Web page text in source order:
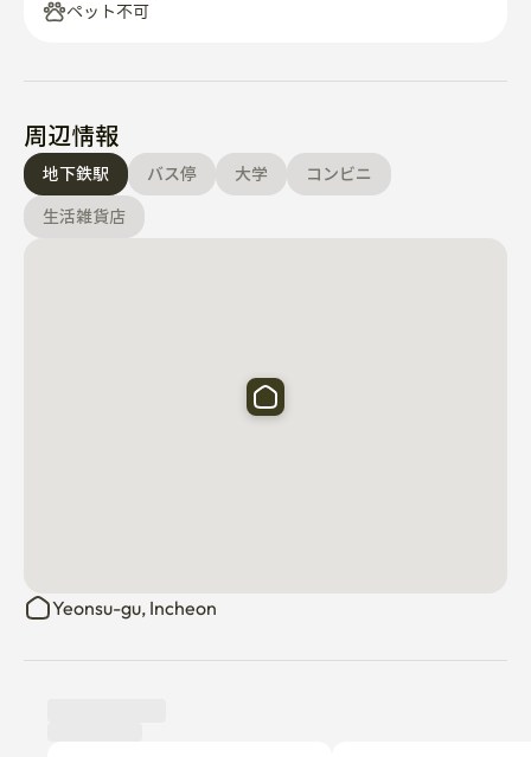
ゲット、バスキンロビンス、マムズタッチ、カフェ、肉
生活便宜施設が豊富で、滞在中の不便はありません。
※ 室内は絶対禁煙です。 🚭
※ 過度な騒音は隣人に迷惑をかける恐れがありますの
で、静かに配慮してご利用くださいますようお願いいた
発生することがありますので、ご使用の際はご注意くだ
ことに同意し、承認します。 賃貸物件住所における住民
く禁止されています。
ペット不可
周辺情報
地下鉄駅 バス停 大学
コンビニ
生活雑貨店
Yeonsu-gu, Incheon